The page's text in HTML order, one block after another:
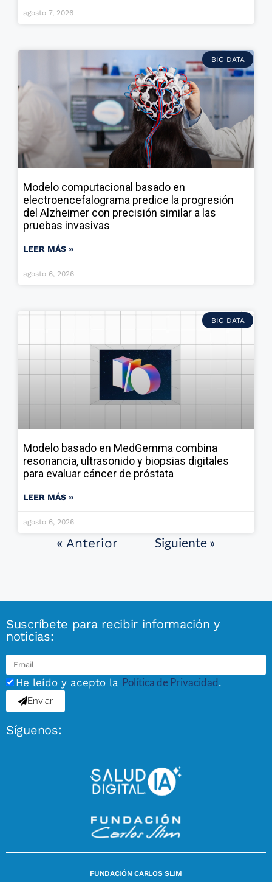
agosto 7, 2026
BIG DATA
Modelo computacional basado en
electroencefalograma predice la progresión
del Alzheimer con precisión similar a las
pruebas invasivas
LEER MÁS »
agosto 6, 2026
BIG DATA
Modelo basado en MedGemma combina
resonancia, ultrasonido y biopsias digitales
para evaluar cáncer de próstata
LEER MÁS »
agosto 6, 2026
« Anterior Siguiente »
Suscríbete para recibir información y
noticias:
He leído y acepto la Política de Privacidad.
Enviar
Síguenos:
FUNDACIÓN CARLOS SLIM